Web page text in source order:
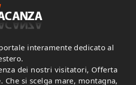
interamente dedicato al
dei nostri visitatori, Offerta
Che si scelga mare, montagna,